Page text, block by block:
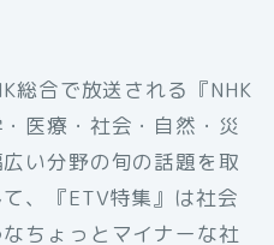
総合で放送される『NHK
医療・社会・自然・災
い分野の旬の話題を取
、『ETV特集』は社会
ちょっとマイナーな社